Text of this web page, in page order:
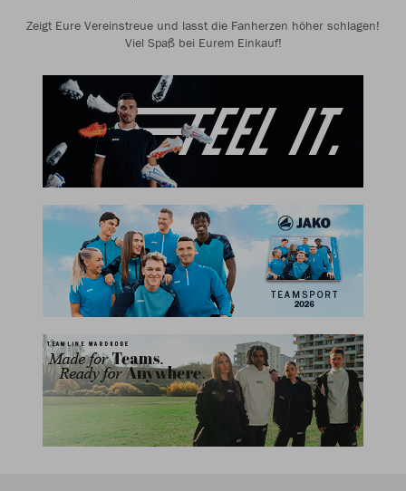
Zeigt Eure Vereinstreue und lasst die Fanherzen höher schlagen!
Viel Spaß bei Eurem Einkauf!